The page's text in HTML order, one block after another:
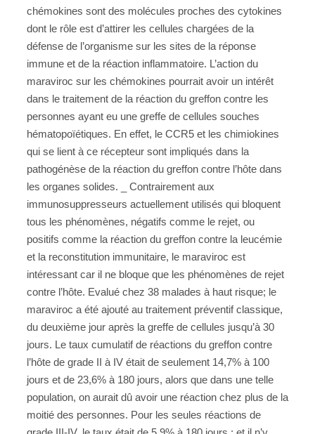
chémokines sont des molécules proches des cytokines
dont le rôle est d’attirer les cellules chargées de la
défense de l’organisme sur les sites de la réponse
immune et de la réaction inflammatoire. L’action du
maraviroc sur les chémokines pourrait avoir un intérêt
dans le traitement de la réaction du greffon contre les
personnes ayant eu une greffe de cellules souches
hématopoïétiques. En effet, le CCR5 et les chimiokines
qui se lient à ce récepteur sont impliqués dans la
pathogénèse de la réaction du greffon contre l’hôte dans
les organes solides. _ Contrairement aux
immunosuppresseurs actuellement utilisés qui bloquent
tous les phénomènes, négatifs comme le rejet, ou
positifs comme la réaction du greffon contre la leucémie
et la reconstitution immunitaire, le maraviroc est
intéressant car il ne bloque que les phénomènes de rejet
contre l’hôte. Evalué chez 38 malades à haut risque; le
maraviroc a été ajouté au traitement préventif classique,
du deuxième jour après la greffe de cellules jusqu’à 30
jours. Le taux cumulatif de réactions du greffon contre
l’hôte de grade II à IV était de seulement 14,7% à 100
jours et de 23,6% à 180 jours, alors que dans une telle
population, on aurait dû avoir une réaction chez plus de la
moitié des personnes. Pour les seules réactions de